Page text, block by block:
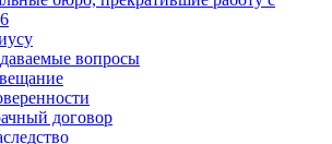
вопросы
договор